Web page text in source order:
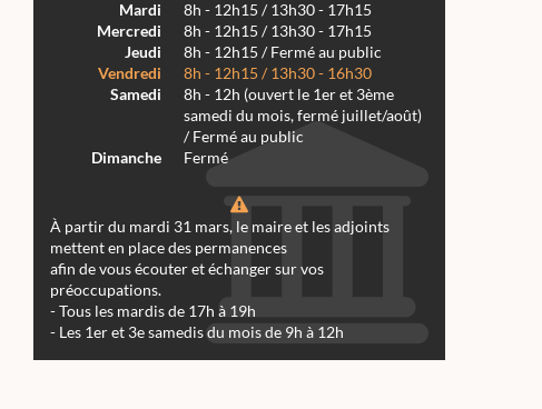
Mardi
8h - 12h15 / 13h30 - 17h15
Mercredi
8h - 12h15 / 13h30 - 17h15
Jeudi
8h - 12h15 / Fermé au public
Vendredi
8h - 12h15 / 13h30 - 16h30
Samedi
8h - 12h (ouvert le 1er et 3ème
samedi du mois, fermé juillet/août)
/ Fermé au public
Dimanche
Fermé
À partir du mardi 31 mars, le maire et les adjoints
mettent en place des permanences
afin de vous écouter et échanger sur vos
préoccupations.
- Tous les mardis de 17h à 19h
- Les 1er et 3e samedis du mois de 9h à 12h